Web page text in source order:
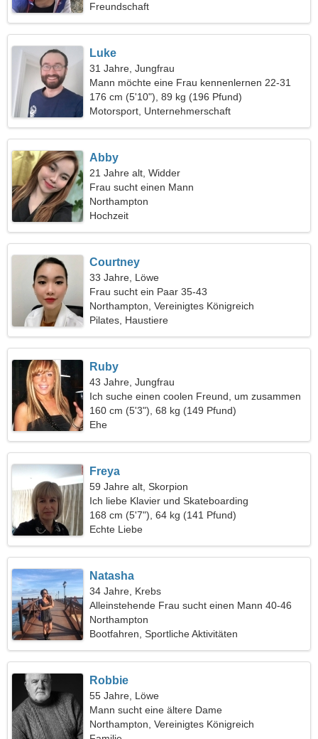
Freundschaft
Luke
31 Jahre, Jungfrau
Mann möchte eine Frau kennenlernen 22-31
176 cm (5'10"), 89 kg (196 Pfund)
Motorsport, Unternehmerschaft
Abby
21 Jahre alt, Widder
Frau sucht einen Mann
Northampton
Hochzeit
Courtney
33 Jahre, Löwe
Frau sucht ein Paar 35-43
Northampton, Vereinigtes Königreich
Pilates, Haustiere
Ruby
43 Jahre, Jungfrau
Ich suche einen coolen Freund, um zusammen
zu tanzen
160 cm (5'3"), 68 kg (149 Pfund)
Ehe
Freya
59 Jahre alt, Skorpion
Ich liebe Klavier und Skateboarding
168 cm (5'7"), 64 kg (141 Pfund)
Echte Liebe
Natasha
34 Jahre, Krebs
Alleinstehende Frau sucht einen Mann 40-46
Northampton
Bootfahren, Sportliche Aktivitäten
Robbie
55 Jahre, Löwe
Mann sucht eine ältere Dame
Northampton, Vereinigtes Königreich